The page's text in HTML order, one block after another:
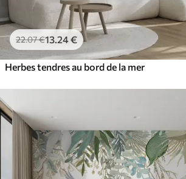
22.07€13 .24€
Herbes tendres au bord de la mer